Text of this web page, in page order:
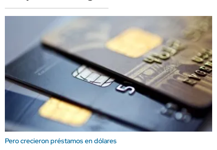
Pero crecieron préstamos en dólares